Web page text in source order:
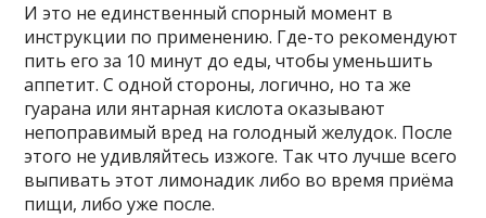
И это не единственный спорный момент в
инструкции по применению. Где-то рекомендуют
пить его за 10 минут до еды, чтобы уменьшить
аппетит. С одной стороны, логично, но та же
гуарана или янтарная кислота оказывают
непоправимый вред на голодный желудок. После
этого не удивляйтесь изжоге. Так что лучше всего
выпивать этот лимонадик либо во время приёма
пищи, либо уже после.